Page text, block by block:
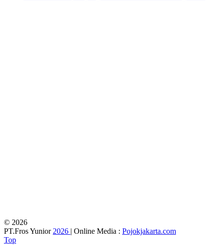
© 2026
PT.Fros Yunior 2026 | Online Media : Pojokjakarta.com
Top